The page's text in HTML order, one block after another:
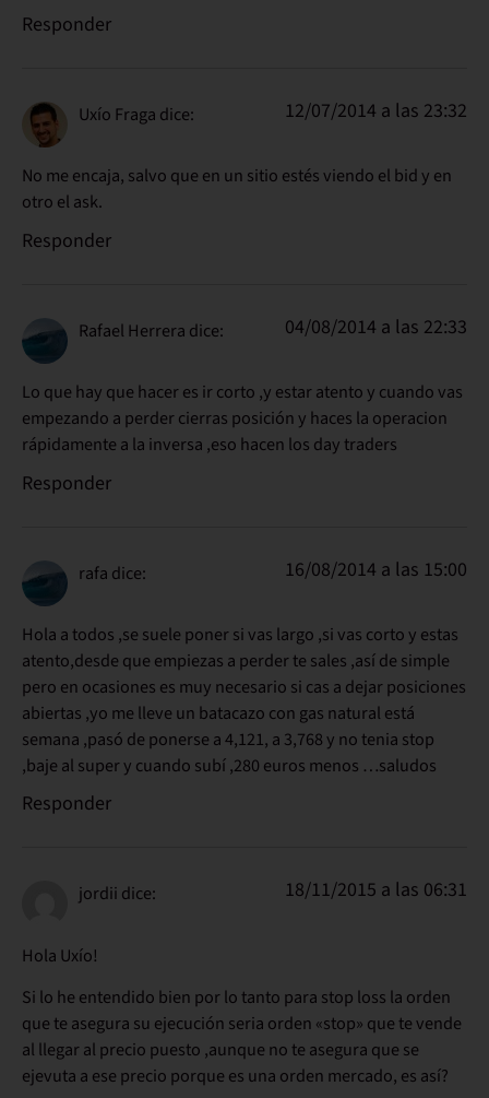
Responder
Uxío Fraga dice: 12/07/2014 a las 23:32
No me encaja, salvo que en un sitio estés viendo el bid y en
otro el ask.
Responder
Rafael Herrera dice: 04/08/2014 a las 22:33
Lo que hay que hacer es ir corto ,y estar atento y cuando vas
empezando a perder cierras posición y haces la operacion
rápidamente a la inversa ,eso hacen los day traders
Responder
rafa dice: 16/08/2014 a las 15:00
Hola a todos ,se suele poner si vas largo ,si vas corto y estas
atento,desde que empiezas a perder te sales ,así de simple
pero en ocasiones es muy necesario si cas a dejar posiciones
abiertas ,yo me lleve un batacazo con gas natural está
semana ,pasó de ponerse a 4,121, a 3,768 y no tenia stop
,baje al super y cuando subí ,280 euros menos …saludos
Responder
jordii dice: 18/11/2015 a las 06:31
Hola Uxío!
Si lo he entendido bien por lo tanto para stop loss la orden
que te asegura su ejecución seria orden «stop» que te vende
al llegar al precio puesto ,aunque no te asegura que se
ejevuta a ese precio porque es una orden mercado, es así?